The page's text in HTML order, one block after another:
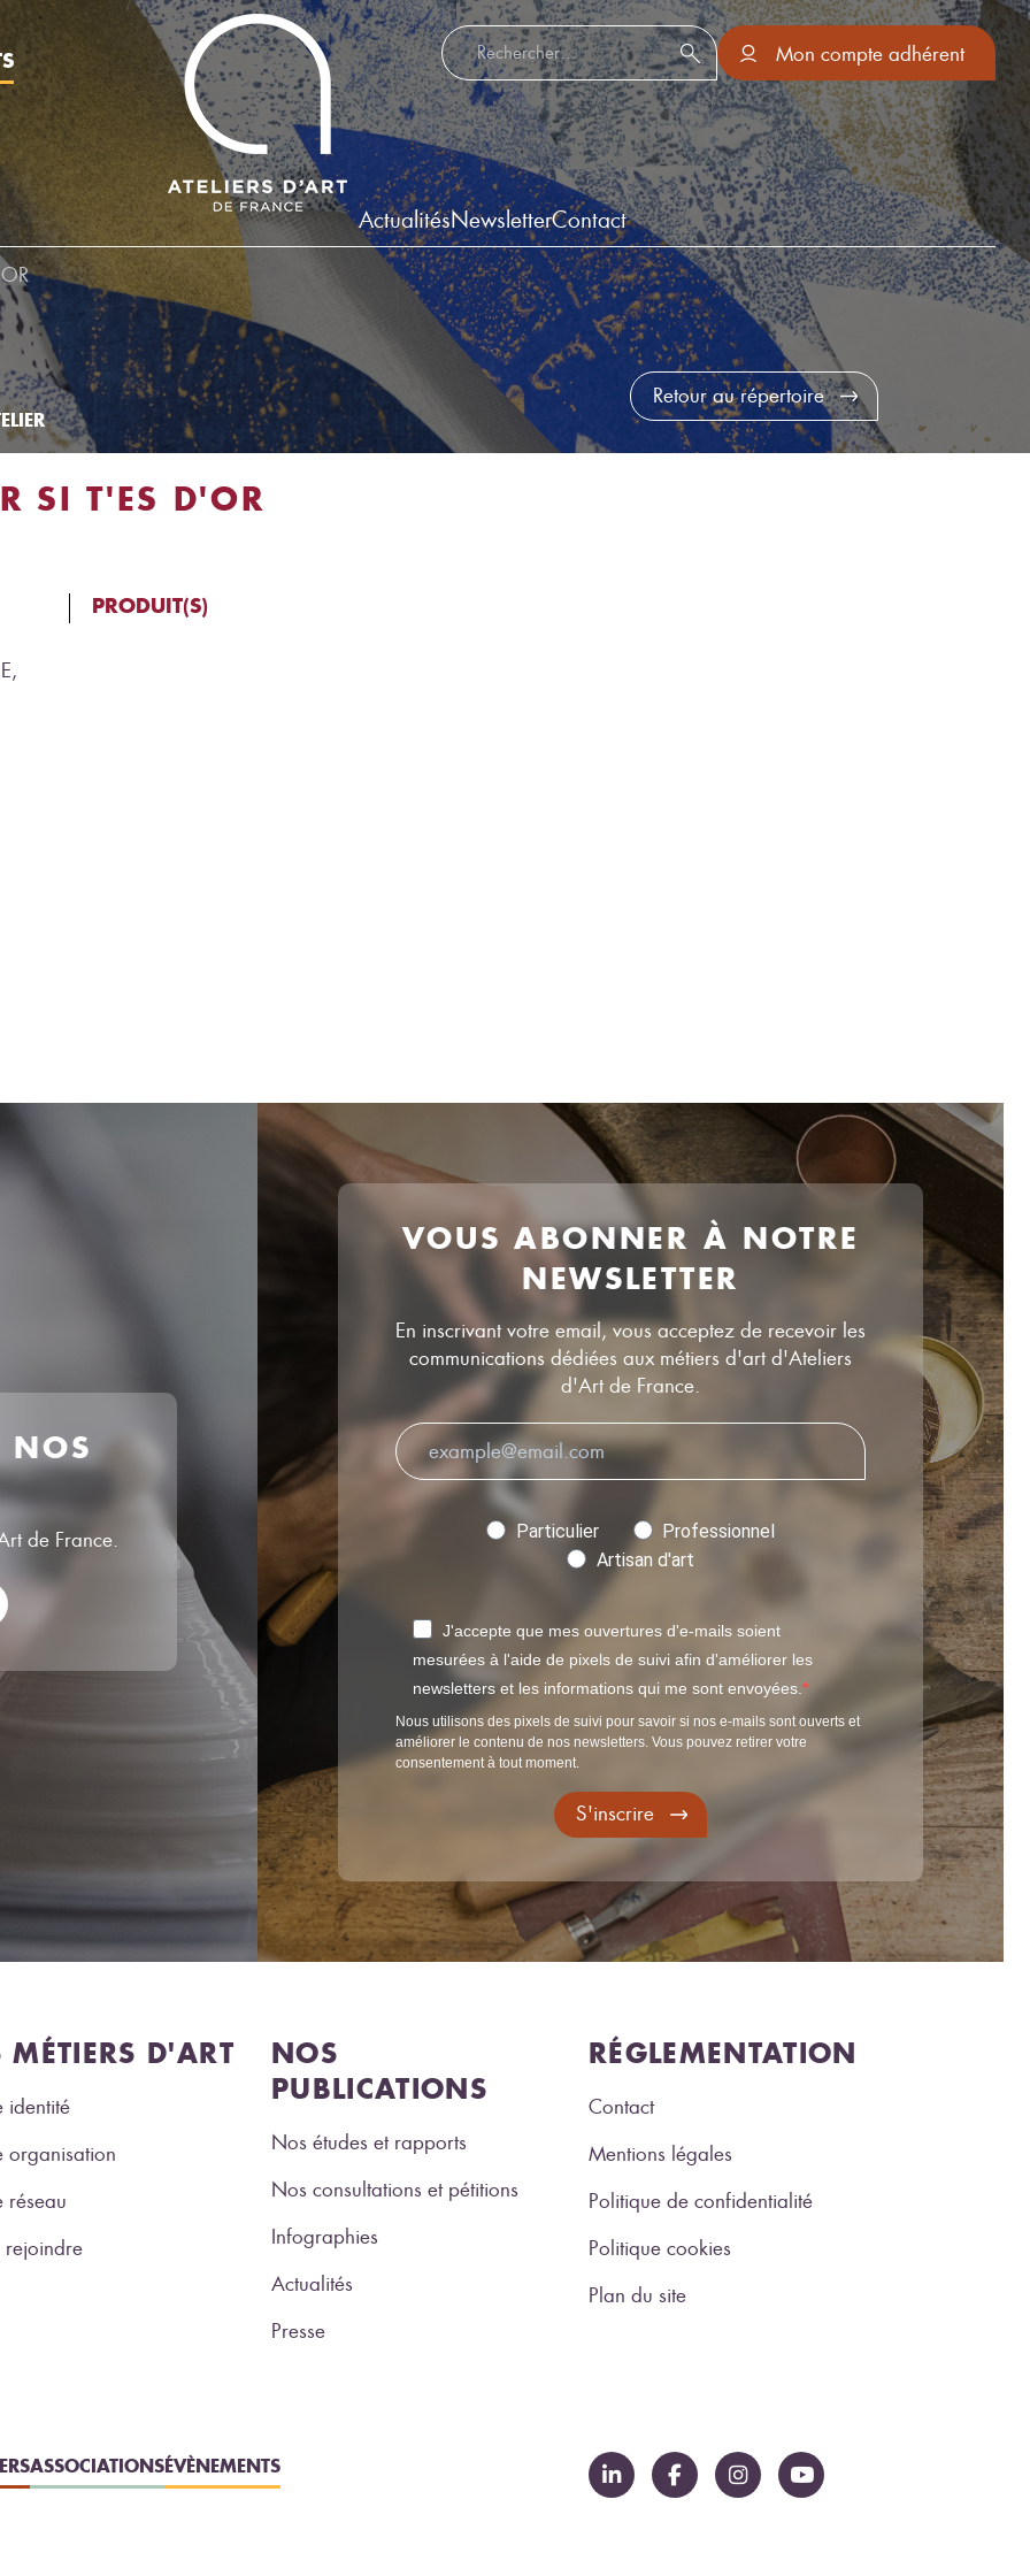
Rechercher :
Mon compte adhérent
ActualitésNewsletterContact
SI T'ES D'OR
PRODUIT(S)
Retour au répertoire
NOS
de France.
VOUS ABONNER À NOTRE
NEWSLETTER
En inscrivant votre email, vous acceptez de recevoir les
communications dédiées aux métiers d'art d'Ateliers
d'Art de France.
Particulier
Professionnel
Artisan d'art
J'accepte que mes ouvertures d'e-mails soient
mesurées à l'aide de pixels de suivi afin d'améliorer les
newsletters et les informations qui me sont envoyées.
Nous utilisons des pixels de suivi pour savoir si nos e-mails sont ouverts et
améliorer le contenu de nos newsletters. Vous pouvez retirer votre
consentement à tout moment.
S'inscrire
MÉTIERS D'ART
identité
organisation
réseau
rejoindre
NOS
PUBLICATIONS
Nos études et rapports
Nos consultations et pétitions
Infographies
Actualités
Presse
RÉGLEMENTATION
Contact
Mentions légales
Politique de confidentialité
Politique cookies
Plan du site
ASSOCIATIONSÉVÈNEMENTS